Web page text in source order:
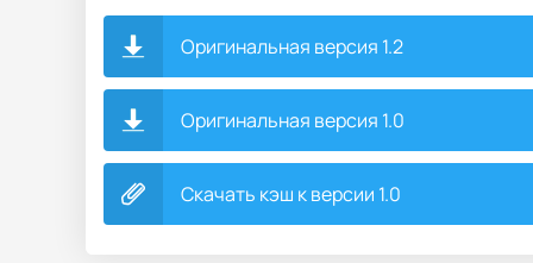
Оригинальная версия 1.2
Оригинальная версия 1.0
Скачать кэш к версии 1.0